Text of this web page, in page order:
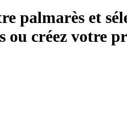
palmarès et
ou créez votre